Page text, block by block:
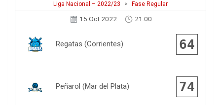
Liga Nacional – 2022/23 > Fase Regular
15 Oct 2022 21:00
Regatas (Corrientes) 64
Peñarol (Mar del Plata) 74